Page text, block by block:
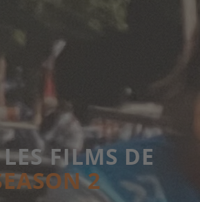
ELEANOR SHARPE
FILMS DE
2